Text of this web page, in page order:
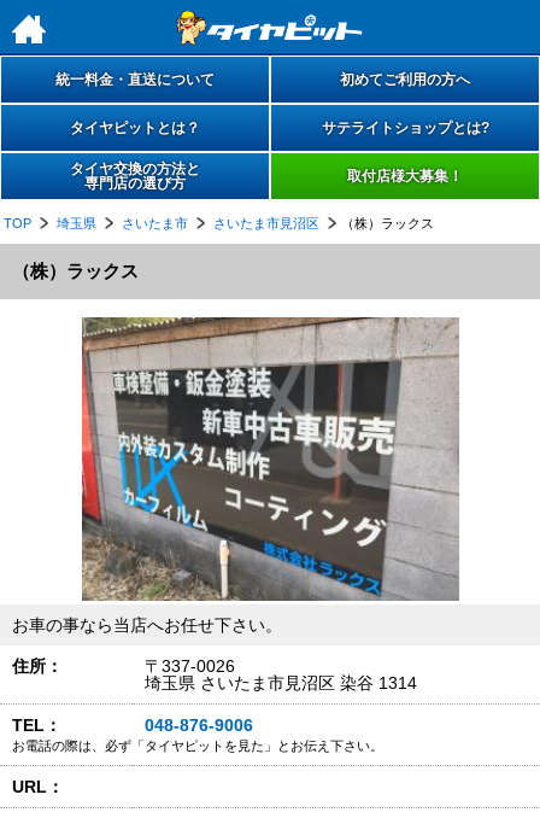
h
統一料金・直送について 初めてご利用の方へ
タイヤピットとは？ サテライトショップとは?
タイヤ交換の方法と
専門店の選び方
取付店様大募集！
TOP 埼玉県 さいたま市 さいたま市見沼区 （株）ラックス
（株）ラックス
お車の事なら当店へお任せ下さい。
住所：
〒337-0026
埼玉県 さいたま市見沼区 染谷 1314
TEL： 048-876-9006
お電話の際は、必ず「タイヤピットを見た」とお伝え下さい。
URL：